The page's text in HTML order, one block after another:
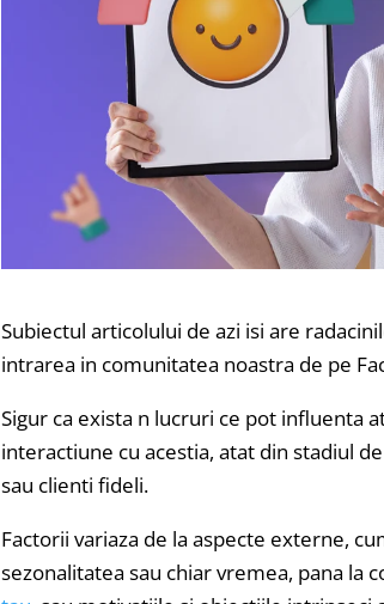
Subiectul articolului de azi isi are
intrarea in comunitatea noastra de pe
Sigur ca exista n lucruri ce pot influenta
interactiune cu acestia, atat din stadiul
sau clienti fideli.
Factorii variaza de la aspecte externe,
sezonalitatea sau chiar vremea, pana